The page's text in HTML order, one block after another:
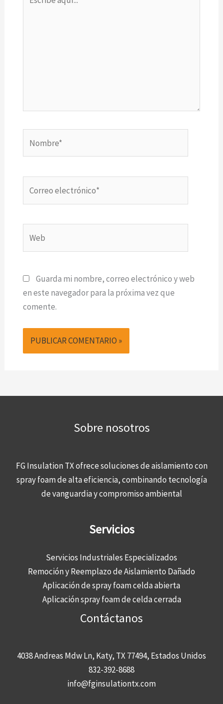
aquí...
electrónico*
Guarda mi nombre, correo electrónico y web
en este navegador para la próxima vez que
comente.
Sobre nosotros
FG Insulation TX ofrece soluciones de aislamiento con
spray foam de alta eficiencia, combinando tecnología
de vanguardia y compromiso ambiental
Servicios
Servicios Industriales Especializados
Remoción y Reemplazo de Aislamiento Dañado
Aplicación de spray foam celda abierta
Aplicación spray foam de celda cerrada
Contáctanos
4038 Andreas Mdw Ln, Katy, TX 77494, Estados Unidos
832-392-8688
info@fginsulationtx.com